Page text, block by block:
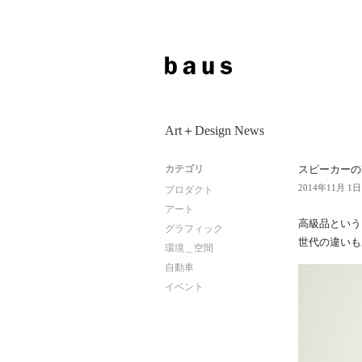
Art＋Design News
スピーカー
2014年11月 1日
高級品とい
世代の違い
カテゴリ
プロダクト
アート
グラフィック
環境＿空間
自動車
イベント